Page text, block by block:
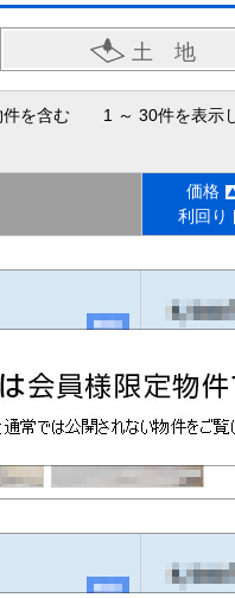
土 地
を含む 1 ～ 30件を表示
価格
利回り